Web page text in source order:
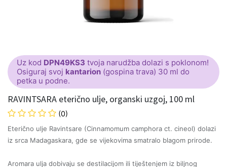
Uz kod DPN49KS3 tvoja narudžba dolazi s poklonom!
Osiguraj svoj kantarion (gospina trava) 30 ml do
petka u podne.
RAVINTSARA eterično ulje, organski uzgoj, 100 ml
(0)
Eterično ulje Ravintsare (Cinnamomum camphora ct. cineol) dolazi
iz srca Madagaskara, gde se vijekovima smatralo blagom prirode.
Aromara ulja dobivaju se destilacijom ili tiještenjem iz biljnog